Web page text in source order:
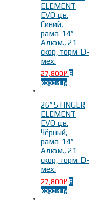
ELEMENT
EVO цв.
Синий,
рама-14″
Алюм., 21
скор, торм. D-
мех.
27,800Р В
корзину
26″ STINGER
ELEMENT
EVO цв.
Чёрный,
рама-14″
Алюм., 21
скор, торм. D-
мех.
27,800Р В
корзину